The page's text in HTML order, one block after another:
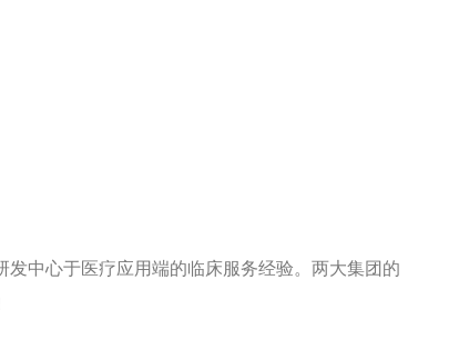
中心于医疗应用端的临床服务经验。两大集团的